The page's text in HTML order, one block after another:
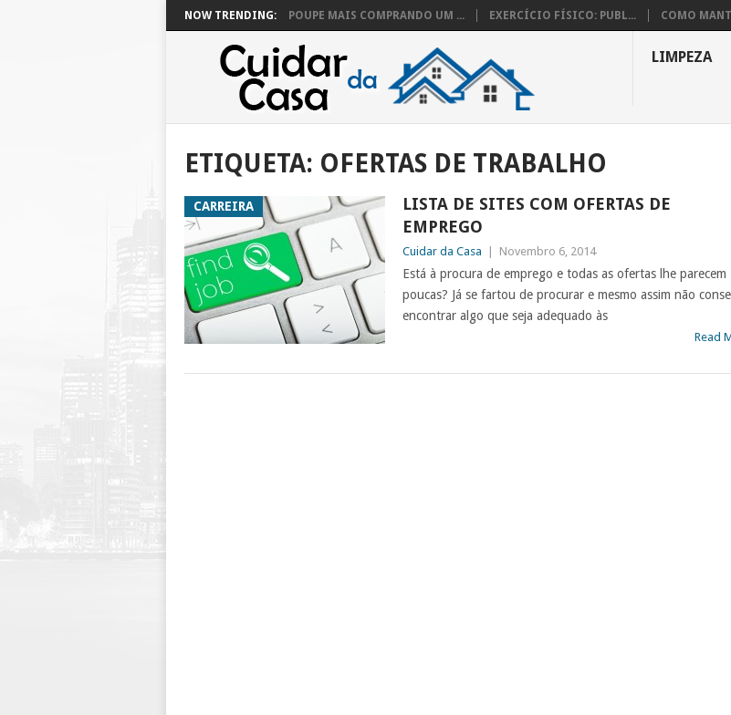
NOW TRENDING: POUPE MAIS COMPRANDO UM ... EXERCÍCIO FÍSICO: PUBL... COMO
LIMPEZA
ETIQUETA: OFERTAS DE TRABALHO
CARREIRA
LISTA DE SITES COM OFERTAS DE
EMPREGO
Cuidar da Casa Novembro 6, 2014
Está à procura de emprego e todas as ofertas lhe parecem
poucas? Já se fartou de procurar e mesmo assim não
encontrar algo que seja adequado às
Read